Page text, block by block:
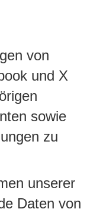
von
und X
sowie
zu
unserer
Daten von